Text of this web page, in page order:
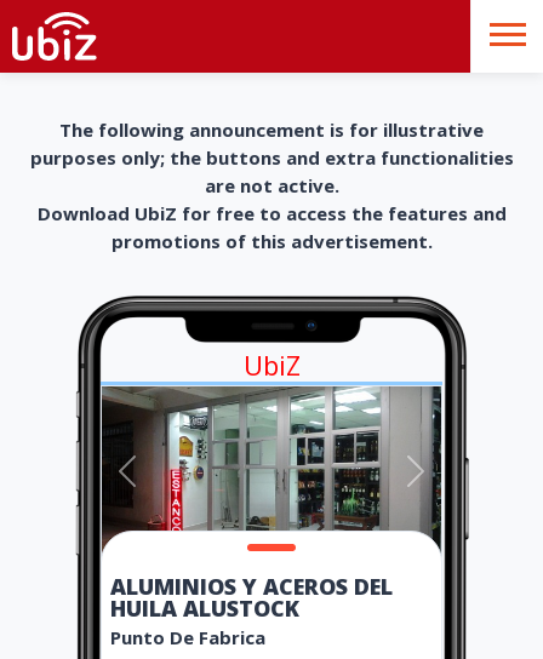
The following announcement is for illustrative
purposes only; the buttons and extra functionalities
are not active.
Download UbiZ for free to access the features and
promotions of this advertisement.
UbiZ
ALUMINIOS Y ACEROS DEL
HUILA ALUSTOCK
Punto De Fabrica